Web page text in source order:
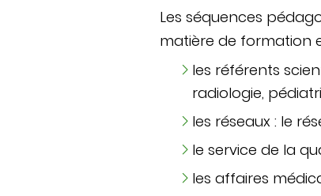
Les séquences
matière de formation
les référents
radiologie,
les réseaux : le
le service de la
les affaires